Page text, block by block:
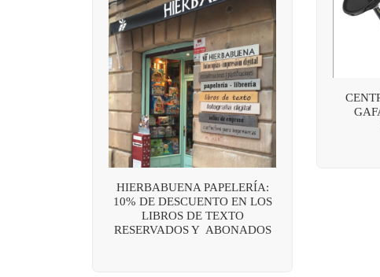
HIERBABUENA PAPELERÍA:
10% DE DESCUENTO EN LOS
LIBROS DE TEXTO
RESERVADOS Y ABONADOS